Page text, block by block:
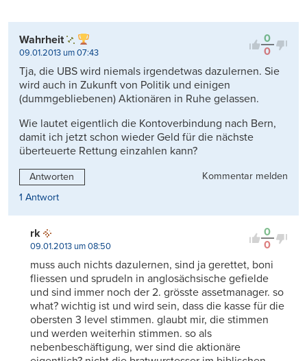
0
0
Wahrheit
09.01.2013 um 07:43
Tja, die UBS wird niemals irgendetwas dazulernen. Sie
wird auch in Zukunft von Politik und einigen
(dummgebliebenen) Aktionären in Ruhe gelassen.
Wie lautet eigentlich die Kontoverbindung nach Bern,
damit ich jetzt schon wieder Geld für die nächste
überteuerte Rettung einzahlen kann?
Antworten
Kommentar melden
1 Antwort
0
0
rk
09.01.2013 um 08:50
muss auch nichts dazulernen, sind ja gerettet, boni
fliessen und sprudeln in anglosächsische gefielde
und sind immer noch der 2. grösste assetmanager. so
what? wichtig ist und wird sein, dass die kasse für die
obersten 3 level stimmen. glaubt mir, die stimmen
und werden weiterhin stimmen. so als
nebenbeschäftigung, wer sind die aktionäre